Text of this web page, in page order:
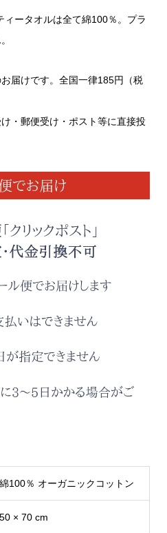
ータオルは全て綿100％。プラ
届けです。全国一律185円（税
・郵便受け・ポスト等に直接投
綿100％ オーガニックコットン
50 × 70 cm